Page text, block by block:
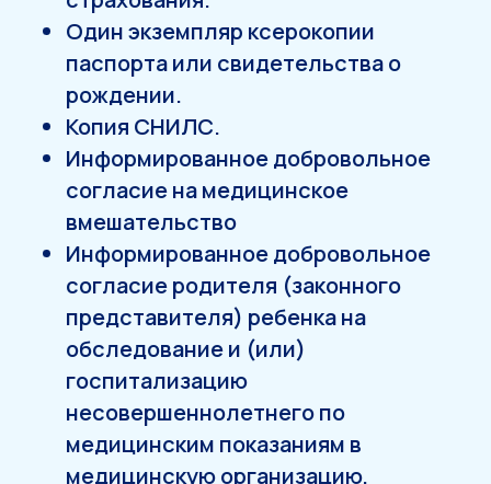
Один экземпляр ксерокопии
паспорта или свидетельства о
рождении.
Копия СНИЛС.
Информированное добровольное
согласие на медицинское
вмешательство
Информированное добровольное
согласие родителя (законного
представителя) ребенка на
обследование и (или)
госпитализацию
несовершеннолетнего по
медицинским показаниям в
медицинскую организацию,